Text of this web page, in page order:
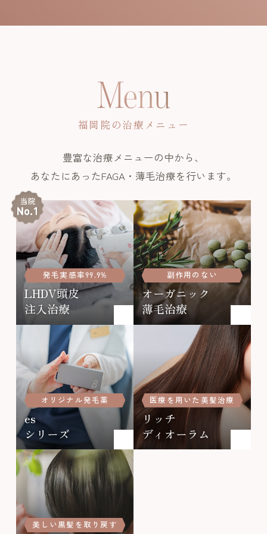
Menu
福岡院の治療メニュー
豊富な治療メニューの中から、
あなたにあったFAGA・薄毛治療を行います。
発毛実感率99.9%
LHDV頭皮
注入治療
副作用のない
オーガニック
薄毛治療
オリジナル発毛薬
es
シリーズ
医療を用いた美髪治療
リッチ
ディオーラム
美しい黒髪を取り戻す